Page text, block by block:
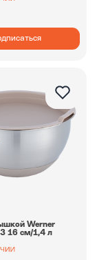
Werner
16 см/1,4 л